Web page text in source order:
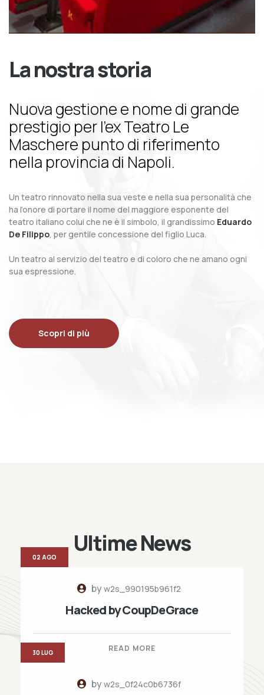
La nostra storia
Nuova gestione e nome di grande
prestigio per l’ex Teatro Le
Maschere punto di riferimento
nella provincia di Napoli.
Un teatro rinnovato nella sua veste e nella sua personalità che
ha l’onore di portare il nome del maggiore esponente del
teatro italiano colui che ne è il simbolo, il grandissimo Eduardo
De Filippo, per gentile concessione del figlio Luca.
Un teatro al servizio del teatro e di coloro che ne amano ogni
sua espressione.
Scopri di più
Ultime News
byw2s_990195b961f2
Hacked by CoupDeGrace
READ MORE
02 AGO
byw2s_0f24c0b6736f
30 LUG